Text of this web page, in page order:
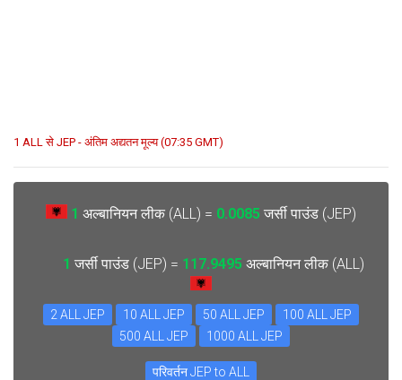
1 ALL से JEP - अंतिम अद्यतन मूल्य (07:35 GMT)
1 अल्बानियन लीक (ALL) = 0.0085 जर्सी पाउंड (JEP)
1 जर्सी पाउंड (JEP) = 117.9495 अल्बानियन लीक (ALL)
2 ALL JEP 10 ALL JEP 50 ALL JEP
100 ALL JEP
500 ALL JEP
1000 ALL JEP
परिवर्तन JEP to ALL